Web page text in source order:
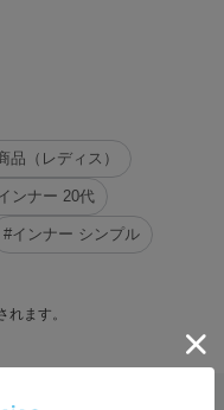
（レディス）
ンナー 20代
#インナー シンプル
ます。